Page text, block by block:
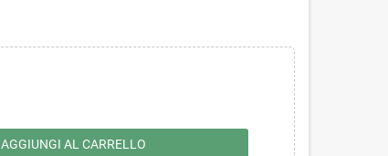
AGGIUNGI AL CARRELLO